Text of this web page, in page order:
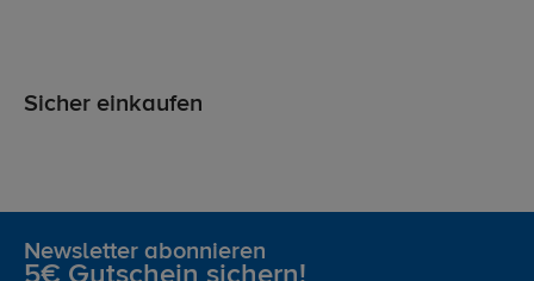
Sicher einkaufen
Newsletter abonnieren
5€ Gutschein sichern!